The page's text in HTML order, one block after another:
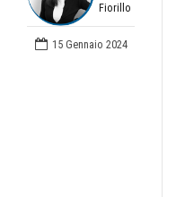
Fiorillo
15 Gennaio 2024